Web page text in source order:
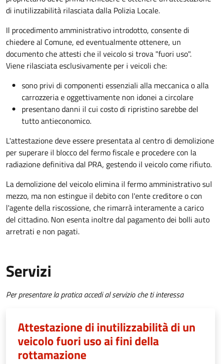
di inutilizzabilità rilasciata dalla Polizia Locale.
Il procedimento amministrativo introdotto, consente di
chiedere al Comune, ed eventualmente ottenere, un
documento che attesti che il veicolo si trova "fuori uso".
Viene rilasciata esclusivamente per i veicoli che:
sono privi di componenti essenziali alla meccanica o alla
carrozzeria e oggettivamente non idonei a circolare
presentano danni il cui costo di ripristino sarebbe del
tutto antieconomico.
L'attestazione deve essere presentata al centro di demolizione
per superare il blocco del fermo fiscale e procedere con la
radiazione definitiva dal PRA, gestendo il veicolo come rifiuto.
La demolizione del veicolo elimina il fermo amministrativo sul
mezzo, ma non estingue il debito con l'ente creditore o con
l'agente della riscossione, che rimarrà interamente a carico
del cittadino. Non esenta inoltre dal pagamento dei bolli auto
arretrati e non pagati.
Servizi
Per presentare la pratica accedi al servizio che ti interessa
Attestazione di inutilizzabilità di un
veicolo fuori uso ai fini della
rottamazione